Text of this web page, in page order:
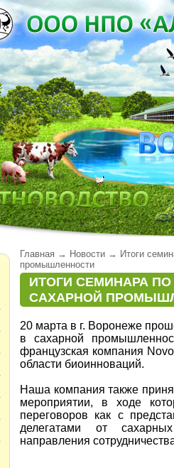
Главная → Новости → Итоги
промышленности
ИТОГИ СЕМИНАРА
САХАРНОЙ
20 марта в г. Воронеже
в сахарной
французская компания
области биоинноваций.
Наша компания также
мероприятии, в ходе
переговоров как с
делегатами от
направления